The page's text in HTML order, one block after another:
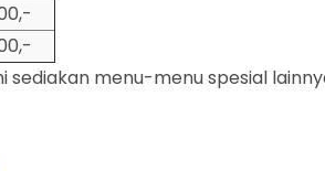
menu-menu spesial